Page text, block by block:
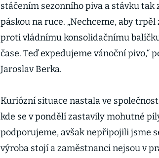
stáčením sezonního piva a stávku
páskou na ruce. „Nechceme, aby
proti vládnímu konsolidačnímu
čase. Teď expedujeme vánoční pivo,“
Jaroslav Berka.
Kuriózní situace nastala ve
kde se v pondělí zastavily mohutné
podporujeme, avšak nepřipojili jsme
výroba stojí a zaměstnanci nejsou v